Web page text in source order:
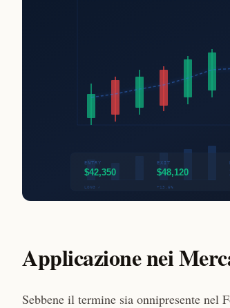
Applicazione nei
Sebbene il termine sia onnipresente nel